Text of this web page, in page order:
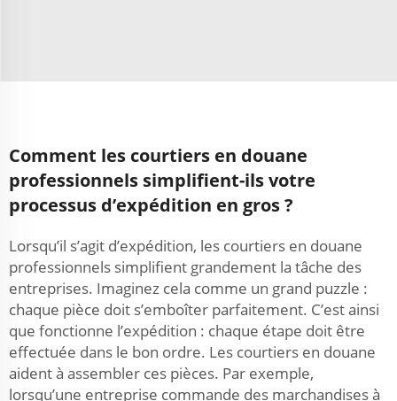
Comment les courtiers en douane
professionnels simplifient-ils votre
processus d’expédition en gros ?
Lorsqu’il s’agit d’expédition, les courtiers en douane
professionnels simplifient grandement la tâche des
entreprises. Imaginez cela comme un grand puzzle :
chaque pièce doit s’emboîter parfaitement. C’est ainsi
que fonctionne l’expédition : chaque étape doit être
effectuée dans le bon ordre. Les courtiers en douane
aident à assembler ces pièces. Par exemple,
lorsqu’une entreprise commande des marchandises à